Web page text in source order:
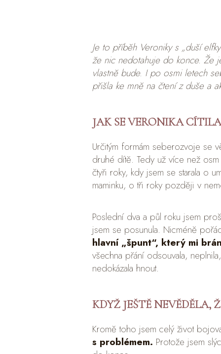
Je to příběh Veroniky s „duší
že nic nedotahuje do konce. Že
vlastně bude. I po osmi letech
přišla ke mně na čtení z duše a
JAK SE VERONIKA
Určitým formám seberozvoje se
druhé dítě. Tedy už více než
čtyři roky, kdy jsem se starala o
maminku, o tři roky později v
Poslední dva a půl roku jsem
jsem se posunula. Nicméně
hlavní „špunt“, který mi
všechna přání odsouvala,
nedokázala hnout.
KDYŽ JEŠTĚ NEVĚDĚLA,
Kromě toho jsem celý život
s problémem. Protože jsem